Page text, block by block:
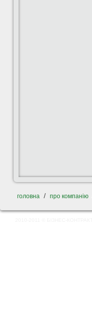
головна / про компанію